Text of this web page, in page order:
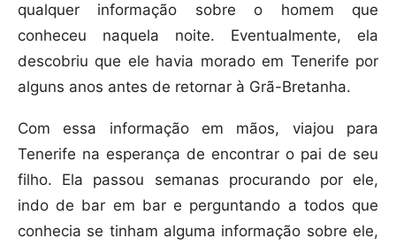
qualquer informação sobre o homem que
conheceu naquela noite. Eventualmente, ela
descobriu que ele havia morado em Tenerife por
alguns anos antes de retornar à Grã-Bretanha.
Com essa informação em mãos, viajou para
Tenerife na esperança de encontrar o pai de seu
filho. Ela passou semanas procurando por ele,
indo de bar em bar e perguntando a todos que
conhecia se tinham alguma informação sobre ele,